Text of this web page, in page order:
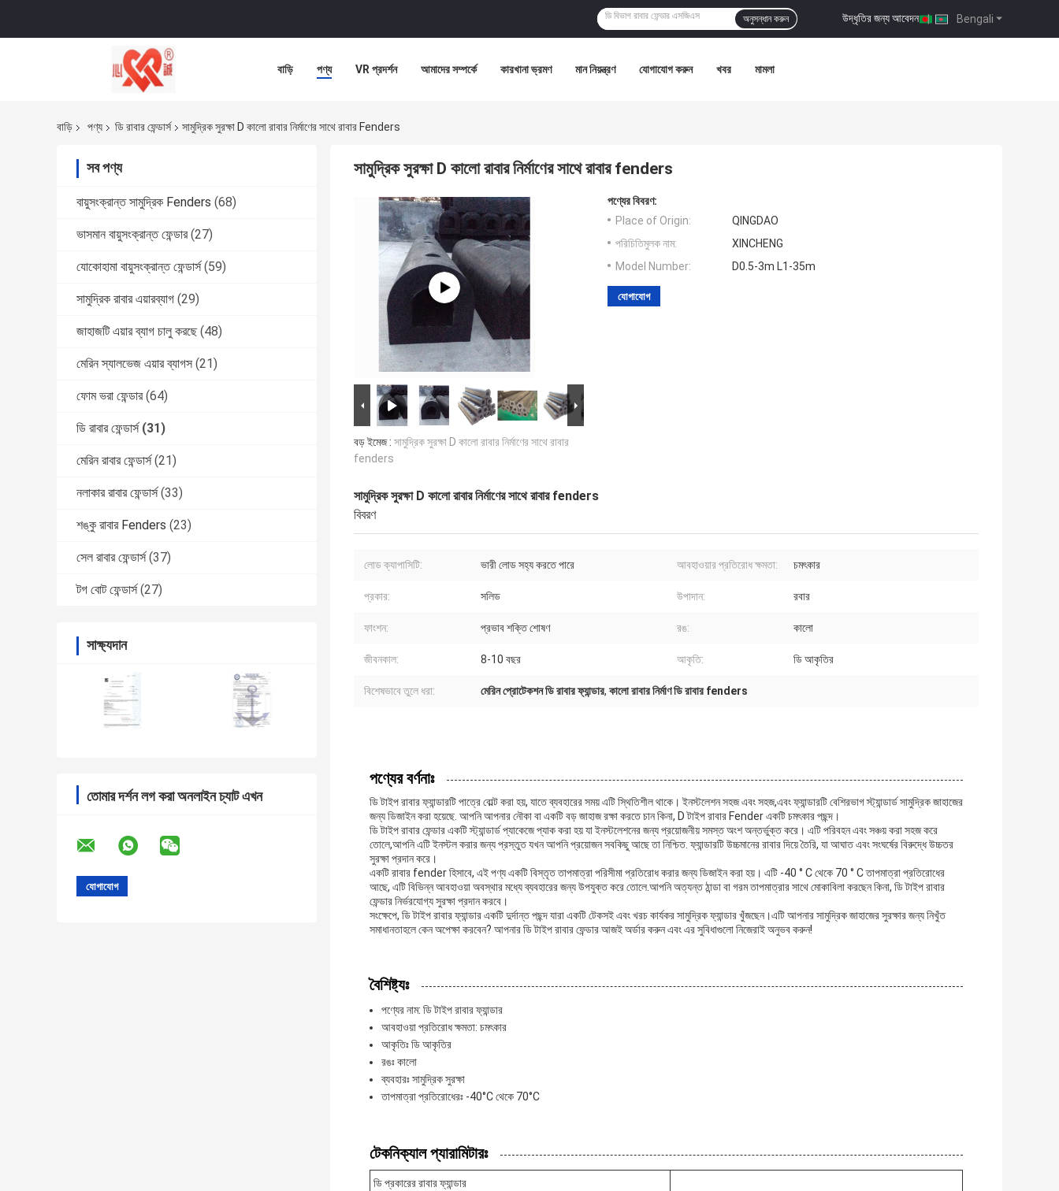
Bengali
উদ্ধৃতির জন্য আবেদন |
অনুসন্ধান করুন
বাড়ি পণ্য VR প্রদর্শন আমাদের সম্পর্কে কারখানা ভ্রমণ মান নিয়ন্ত্রণ যোগাযোগ করুন খবর মামলা
বাড়ি পণ্য ডি রাবার ফেন্ডার্স সামুদ্রিক সুরক্ষা D কালো রাবার নির্মাণের সাথে রাবার Fenders
সব পণ্য
বায়ুসংক্রান্ত সামুদ্রিক Fenders (68)
ভাসমান বায়ুসংক্রান্ত ফেন্ডার (27)
যোকোহামা বায়ুসংক্রান্ত ফেন্ডার্স (59)
সামুদ্রিক রাবার এয়ারব্যাগ (29)
জাহাজটি এয়ার ব্যাগ চালু করছে (48)
মেরিন স্যালভেজ এয়ার ব্যাগস (21)
ফোম ভরা ফেন্ডার (64)
ডি রাবার ফেন্ডার্স (31)
মেরিন রাবার ফেন্ডার্স (21)
নলাকার রাবার ফেন্ডার্স (33)
শঙ্কু রাবার Fenders (23)
সেল রাবার ফেন্ডার্স (37)
টগ বোট ফেন্ডার্স (27)
সাক্ষ্যদান
তোমার দর্শন লগ করা অনলাইন চ্যাট এখন
সামুদ্রিক সুরক্ষা D কালো রাবার নির্মাণের সাথে রাবার fenders
বড় ইমেজ : সামুদ্রিক সুরক্ষা D কালো রাবার নির্মাণের সাথে রাবার
fenders
পণ্যের বিবরণ:
Place of Origin:
QINGDAO
পরিচিতিমুলক নাম:
XINCHENG
Model Number:
D0.5-3m L1-35m
যোগাযোগ
সামুদ্রিক সুরক্ষা D কালো রাবার নির্মাণের সাথে রাবার fenders
বিবরণ
লোড ক্যাপাসিটি: ভারী লোড সহ্য করতে পারে আবহাওয়ার প্রতিরোধ ক্ষমতা: চমৎকার
প্রকার: সলিড উপাদান: রবার
ফাংশন: প্রভাব শক্তি শোষণ রঙ: কালো
জীবনকাল: 8-10 বছর আকৃতি: ডি আকৃতির
বিশেষভাবে তুলে ধরা: মেরিন প্রোটেকশন ডি রাবার ফ্যান্ডার, কালো রাবার নির্মাণ ডি রাবার fenders
পণ্যের বর্ণনাঃ
ডি টাইপ রাবার ফ্যান্ডারটি পাত্রে বোল্ট করা হয়, যাতে ব্যবহারের সময় এটি স্থিতিশীল থাকে। ইনস্টলেশন সহজ এবং সহজ,এবং ফ্যান্ডারটি বেশিরভাগ স্ট্যান্ডার্ড সামুদ্রিক জাহাজের
জন্য ডিজাইন করা হয়েছে. আপনি আপনার নৌকা বা একটি বড় জাহাজ রক্ষা করতে চান কিনা, D টাইপ রাবার Fender একটি চমৎকার পছন্দ।
ডি টাইপ রাবার ফেন্ডার একটি স্ট্যান্ডার্ড প্যাকেজে প্যাক করা হয় যা ইনস্টলেশনের জন্য প্রয়োজনীয় সমস্ত অংশ অন্তর্ভুক্ত করে। এটি পরিবহন এবং সঞ্চয় করা সহজ করে
তোলে,আপনি এটি ইনস্টল করার জন্য প্রস্তুত যখন আপনি প্রয়োজন সবকিছু আছে তা নিশ্চিত. ফ্যান্ডারটি উচ্চমানের রাবার দিয়ে তৈরি, যা আঘাত এবং সংঘর্ষের বিরুদ্ধে উচ্চতর
সুরক্ষা প্রদান করে।
একটি রাবার fender হিসাবে, এই পণ্য একটি বিস্তৃত তাপমাত্রা পরিসীমা প্রতিরোধ করার জন্য ডিজাইন করা হয়। এটি -40 ° C থেকে 70 ° C তাপমাত্রা প্রতিরোধের
আছে, এটি বিভিন্ন আবহাওয়া অবস্থার মধ্যে ব্যবহারের জন্য উপযুক্ত করে তোলে.আপনি অত্যন্ত ঠান্ডা বা গরম তাপমাত্রার সাথে মোকাবিলা করছেন কিনা, ডি টাইপ রাবার
ফেন্ডার নির্ভরযোগ্য সুরক্ষা প্রদান করবে।
সংক্ষেপে, ডি টাইপ রাবার ফ্যান্ডার একটি দুর্দান্ত পছন্দ যারা একটি টেকসই এবং খরচ কার্যকর সামুদ্রিক ফ্যান্ডার খুঁজছেন।এটি আপনার সামুদ্রিক জাহাজের সুরক্ষার জন্য নিখুঁত
সমাধানতাহলে কেন অপেক্ষা করবেন? আপনার ডি টাইপ রাবার ফেন্ডার আজই অর্ডার করুন এবং এর সুবিধাগুলো নিজেরাই অনুভব করুন!
বৈশিষ্ট্যঃ
পণ্যের নাম: ডি টাইপ রাবার ফ্যান্ডার
আবহাওয়া প্রতিরোধ ক্ষমতা: চমৎকার
আকৃতিঃ ডি আকৃতির
রঙঃ কালো
ব্যবহারঃ সামুদ্রিক সুরক্ষা
তাপমাত্রা প্রতিরোধেরঃ -40°C থেকে 70°C
টেকনিক্যাল প্যারামিটারঃ
ডি প্রকারের রাবার ফ্যান্ডার